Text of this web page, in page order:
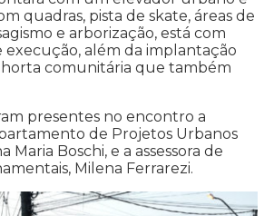
quadras, pista de skate, áreas de
e arborização, está com
execução, além da implantação
comunitária que também
presentes no encontro a
de Projetos Urbanos
Maria Boschi, e a assessora de
Milena Ferrarezi.